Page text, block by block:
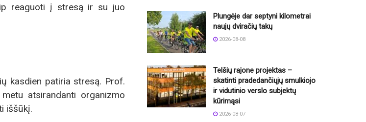
reaguoti į stresą ir su juo
kasdien patiria stresą. Prof.
atsirandanti organizmo
iššūkį.
Plungėje dar septyni kilometrai
naujų dviračių takų
2026-08-08
Telšių rajone projektas –
skatinti pradedančiųjų smulkiojo
ir vidutinio verslo subjektų
kūrimąsi
2026-08-07